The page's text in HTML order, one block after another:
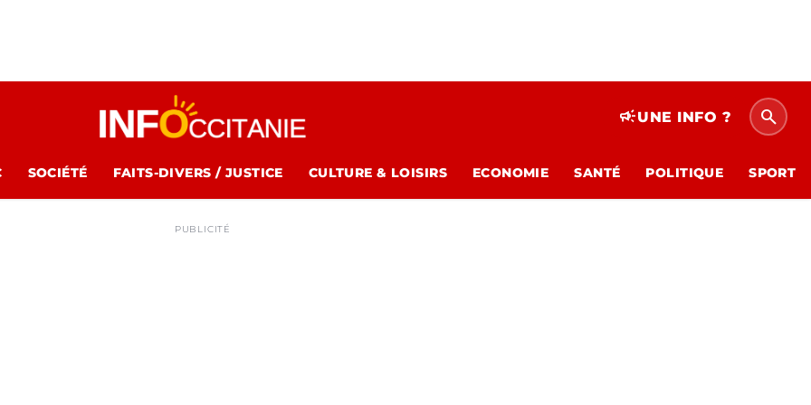
campaignUNE INFO ? search
SOCIÉTÉ FAITS-DIVERS / JUSTICE CULTURE & LOISIRS ECONOMIE SANTÉ POLITIQUE SPORT
PUBLICITÉ